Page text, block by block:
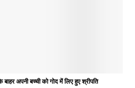
अपनी बच्ची को गोद में लिए हुए श्रीपति